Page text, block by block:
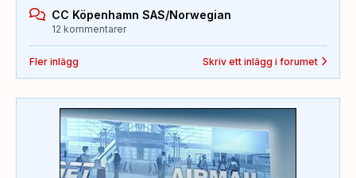
CC Köpenhamn SAS/Norwegian
12 kommentarer
Fler inlägg Skriv ett inlägg i forumet